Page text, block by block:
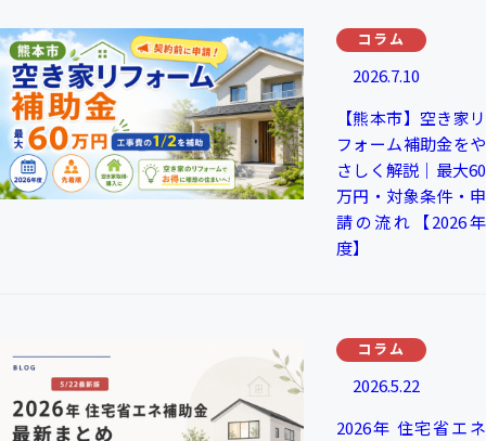
コラム
2026.7.10
【熊本市】空き家リ
フォーム補助金をや
さしく解説｜最大60
万円・対象条件・申
請の流れ【2026年
度】
コラム
2026.5.22
2026年 住宅省エネ